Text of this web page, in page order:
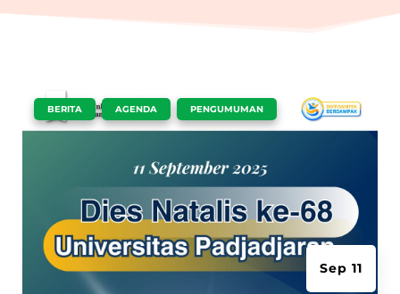
Sep 11
BERITA AGENDA PENGUMUMAN